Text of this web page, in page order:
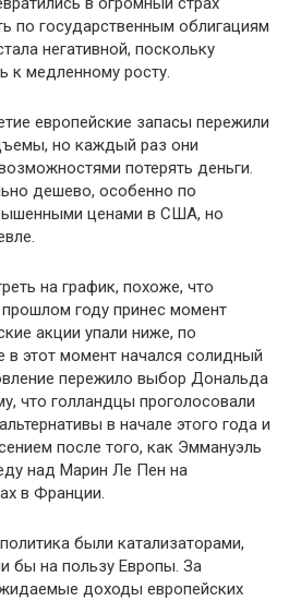
по государственным облигациям
негативной, поскольку
к медленному росту.
европейские запасы пережили
но каждый раз они
потерять деньги.
дешево, особенно по
ценами в США, но
на график, похоже, что
году принес момент
акции упали ниже, по
этот момент начался солидный
пережило выбор Дональда
что голландцы проголосовали
в начале этого года и
после того, как Эммануэль
над Марин Ле Пен на
в Франции.
были катализаторами,
бы на пользу Европы. За
доходы европейских